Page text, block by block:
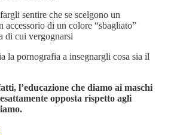
sentire che se scelgono un
accessorio di un colore “sbagliato”
di cui vergognarsi
la pornografia a insegnargli cosa sia il
l’educazione che diamo ai maschi
opposta rispetto agli